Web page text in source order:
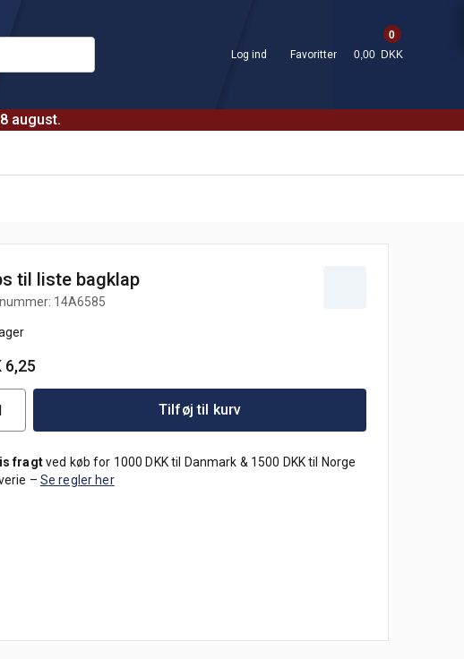
august.
Log ind Favoritter
0
0,00 DKK
til liste bagklap
14A6585
6,25
Tilføj til kurv
fragtved køb for 1000 DKK til Danmark & 1500 DKK til Norge
– Se regler her